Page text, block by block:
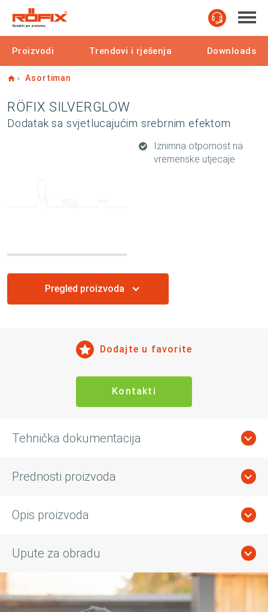
Proizvodi Trendovi i rješenja Downloads
Home
Asortiman
RÖFIX SILVERGLOW
Dodatak sa svjetlucajućim srebrnim efektom
Iznimna otpornost na
vremenske utjecaje
Pregled proizvoda
Dodajte u favorite
Kontakti
Tehnička dokumentacija
Prednosti proizvoda
Opis proizvoda
Upute za obradu